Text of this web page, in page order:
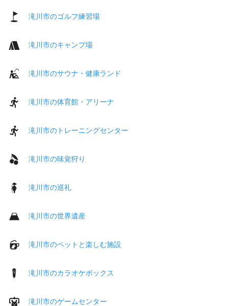
滝川市のゴルフ練習場
滝川市のキャンプ場
滝川市のサウナ・健康ランド
滝川市の体育館・アリーナ
滝川市のトレーニングセンター
滝川市の味覚狩り
滝川市の巡礼
滝川市の世界遺産
滝川市のペットと楽しむ施設
滝川市のカラオケボックス
滝川市のゲームセンター